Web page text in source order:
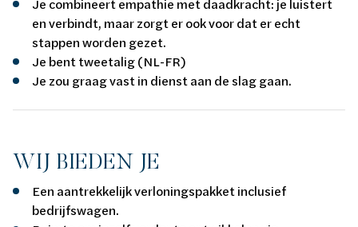
en verbindt, maar zorgt er ook voor dat er echt
stappen worden gezet.
Je bent tweetalig (NL-FR)
Je zou graag vast in dienst aan de slag gaan.
WIJ BIEDEN JE
Een aantrekkelijk verloningspakket inclusief
bedrijfswagen.